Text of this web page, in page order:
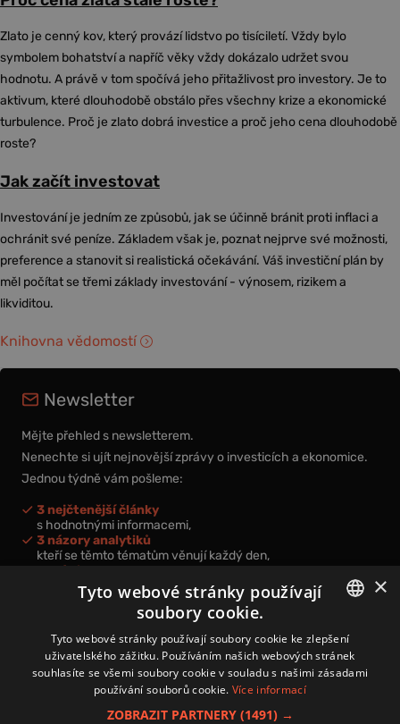
Zlato je cenný kov, který provází lidstvo po tisíciletí. Vždy bylo
symbolem bohatství a napříč věky vždy dokázalo udržet svou
hodnotu. A právě v tom spočívá jeho přitažlivost pro investory. Je to
aktivum, které dlouhodobě obstálo přes všechny krize a ekonomické
turbulence. Proč je zlato dobrá investice a proč jeho cena dlouhodobě
roste?
Jak začít investovat
Investování je jedním ze způsobů, jak se účinně bránit proti inflaci a
ochránit své peníze. Základem však je, poznat nejprve své možnosti,
preference a stanovit si realistická očekávání. Váš investiční plán by
měl počítat se třemi základy investování - výnosem, rizikem a
likviditou.
Knihovna vědomostí
Newsletter
Mějte přehled s newsletterem.
Nenechte si ujít nejnovější zprávy o investicích a ekonomice.
Jednou týdně vám pošleme:
3 nejčtenější články
s hodnotnými informacemi,
3 názory analytiků
kteří se těmto tématům věnují každý den,
nová videa a podcasty
k prohloubení vašich znalostí.
Přihlášením k newsletteru vyjadřujete svůj souhlas spodmínkami
zpracování osobních údajů.
CZECH
×
Tyto webové stránky používají
soubory cookie.
Tyto webové stránky používají soubory cookie ke zlepšení
uživatelského zážitku. Používáním našich webových stránek
souhlasíte se všemi soubory cookie v souladu s našimi zásadami
používání souborů cookie. Více informací
ZOBRAZIT PARTNERY (1491) →